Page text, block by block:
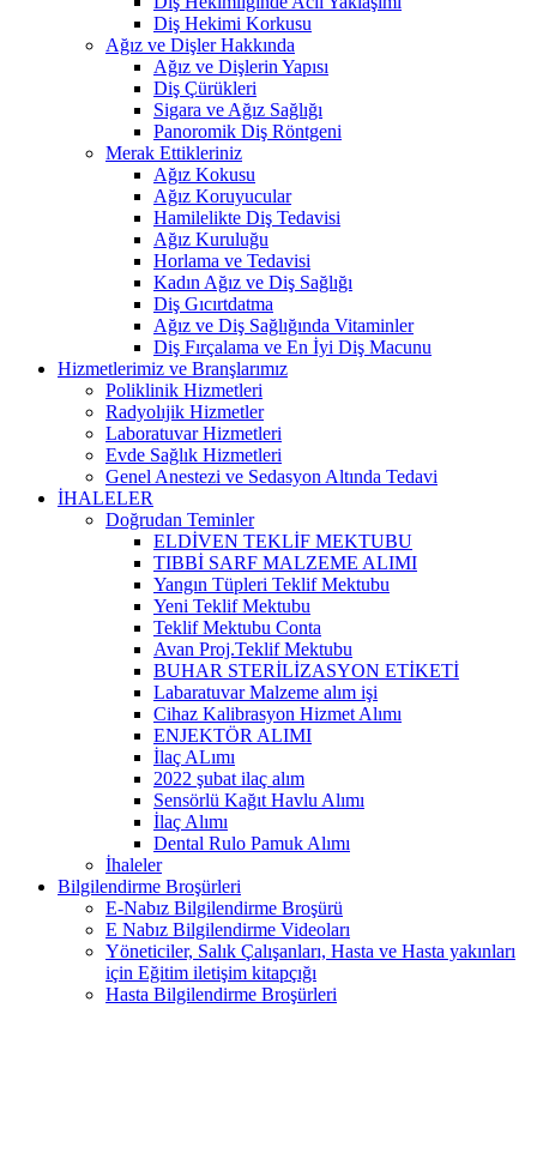
Diş Hekimi Korkusu
Ağız ve Dişler Hakkında
Ağız ve Dişlerin Yapısı
Diş Çürükleri
Sigara ve Ağız Sağlığı
Panoromik Diş Röntgeni
Merak Ettikleriniz
Ağız Kokusu
Ağız Koruyucular
Hamilelikte Diş Tedavisi
Ağız Kuruluğu
Horlama ve Tedavisi
Kadın Ağız ve Diş Sağlığı
Diş Gıcırtdatma
Ağız ve Diş Sağlığında Vitaminler
Diş Fırçalama ve En İyi Diş Macunu
Hizmetlerimiz ve Branşlarımız
Poliklinik Hizmetleri
Radyolıjik Hizmetler
Laboratuvar Hizmetleri
Evde Sağlık Hizmetleri
Genel Anestezi ve Sedasyon Altında Tedavi
İHALELER
Doğrudan Teminler
ELDİVEN TEKLİF MEKTUBU
TIBBİ SARF MALZEME ALIMI
Yangın Tüpleri Teklif Mektubu
Yeni Teklif Mektubu
Teklif Mektubu Conta
Avan Proj.Teklif Mektubu
BUHAR STERİLİZASYON ETİKETİ
Labaratuvar Malzeme alım işi
Cihaz Kalibrasyon Hizmet Alımı
ENJEKTÖR ALIMI
İlaç ALımı
2022 şubat ilaç alım
Sensörlü Kağıt Havlu Alımı
İlaç Alımı
Dental Rulo Pamuk Alımı
İhaleler
Bilgilendirme Broşürleri
E-Nabız Bilgilendirme Broşürü
E Nabız Bilgilendirme Videoları
Yöneticiler, Salık Çalışanları, Hasta ve Hasta yakınları
için Eğitim iletişim kitapçığı
Hasta Bilgilendirme Broşürleri